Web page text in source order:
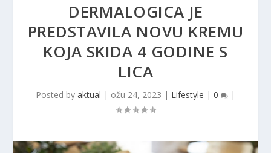
DERMALOGICA JE
PREDSTAVILA NOVU KREMU
KOJA SKIDA 4 GODINE S
LICA
Posted by aktual | ožu 24, 2023 | Lifestyle | 0 |